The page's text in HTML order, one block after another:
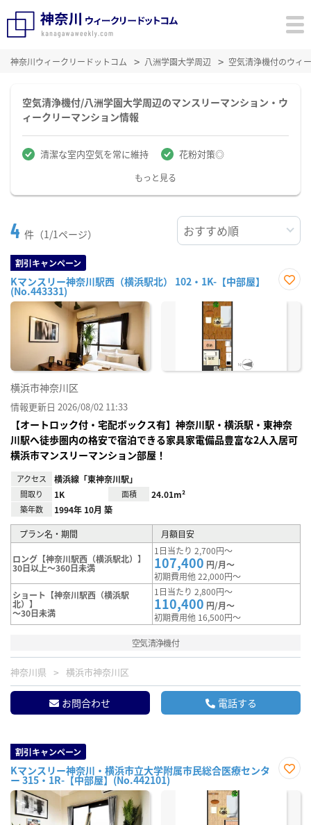
神奈川ウィークリードットコム 八洲学園大学周辺 空気清浄機付のウィ
空気清浄機付/八洲学園大学周辺のマンスリーマンション・ウ
ィークリーマンション情報
清潔な室内空気を常に維持 花粉対策◎
もっと見る
4 件（1/1ページ）
割引キャンペーン
Kマンスリー神奈川駅西（横浜駅北） 102・1K-【中部屋】
(No.443331)
に入
横浜市神奈川区
情報更新日 2026/08/02 11:33
【オートロック付・宅配ボックス有】神奈川駅・横浜駅・東神奈
川駅へ徒歩圏内の格安で宿泊できる家具家電備品豊富な2人入居可
横浜市マンスリーマンション部屋！
アクセス 横浜線「東神奈川駅」
間取り 1K 面積 24.01m²
築年数 1994年 10月 築
プラン名・期間 月額目安
ロング【神奈川駅西（横浜駅北）】
30日以上～360日未満
1日当たり 2,700円～
107,400 円/月～
初期費用他 22,000円～
ショート【神奈川駅西（横浜駅
北）】
～30日未満
1日当たり 2,800円～
110,400 円/月～
初期費用他 16,500円～
空気清浄機付
神奈川県 横浜市神奈川区
お問合わせ 電話する
割引キャンペーン
Kマンスリー神奈川・横浜市立大学附属市民総合医療センタ
ー 315・1R-【中部屋】(No.442101)
に入